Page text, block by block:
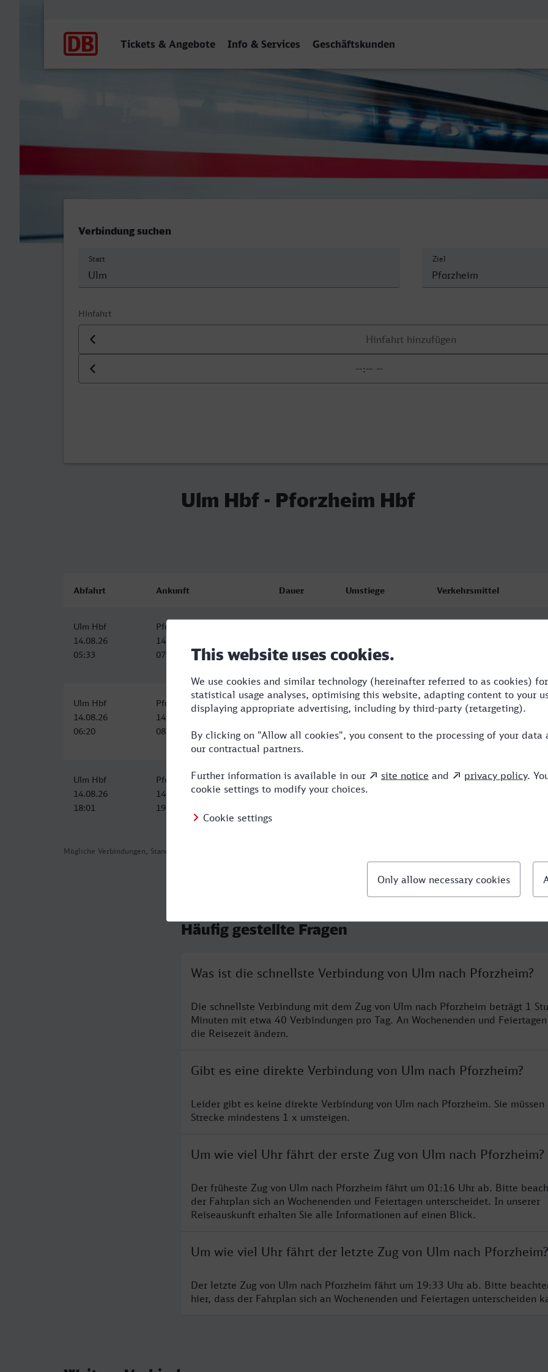
Tickets & Angebote Info & Services Geschäftskunden
Verbindung suchen
Start Ziel
Hinfahrt
Datum der Hinfahrt
Uhrzeit der Hinfahrt
Ulm Hbf - Pforzheim Hbf
Mögliche Verbindungen, Stand: 2026-07-31 04:06
Abfahrt Ankunft Dauer Umstiege Verkehrsmittel
Ulm Hbf
14.08.26
05:33
Pforzheim Hbf
14.08.26
07:01
Ulm Hbf
14.08.26
06:20
Pforzheim Hbf
14.08.26
08:01
1:41 ARV,ICE
Ulm Hbf
14.08.26
18:01
Pforzheim Hbf
14.08.26
19:30
1:29 1 ARV,ICE
Häufig gestellte Fragen
Was ist die schnellste Verbindung von Ulm nach Pforzheim?
Die schnellste Verbindung mit dem Zug von Ulm nach Pforzheim beträgt 1
Minuten mit etwa 40 Verbindungen pro Tag. An Wochenenden und
die Reisezeit ändern.
Gibt es eine direkte Verbindung von Ulm nach Pforzheim?
Leider gibt es keine direkte Verbindung von Ulm nach Pforzheim. Sie
Strecke mindestens 1 x umsteigen.
Um wie viel Uhr fährt der erste Zug von Ulm nach Pforzheim?
Der früheste Zug von Ulm nach Pforzheim fährt um 01:16 Uhr ab. Bitte
der Fahrplan sich an Wochenenden und Feiertagen unterscheidet. In unserer
Reiseauskunft erhalten Sie alle Informationen auf einen Blick.
Um wie viel Uhr fährt der letzte Zug von Ulm nach Pforzheim?
Der letzte Zug von Ulm nach Pforzheim fährt um 19:33 Uhr ab. Bitte
hier, dass der Fahrplan sich an Wochenenden und Feiertagen unterscheiden